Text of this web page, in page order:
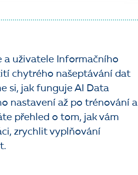
a uživatele Informačního
chytrého našeptávání dat
si, jak funguje AI Data
nastavení až po trénování a
přehled o tom, jak vám
zrychlit vyplňování